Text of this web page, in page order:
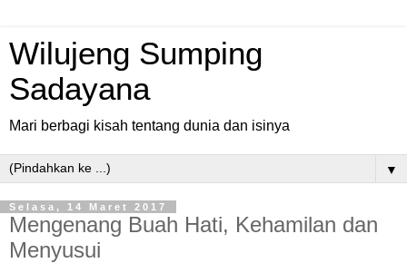
Wilujeng Sumping
Sadayana
Mari berbagi kisah tentang dunia dan isinya
▼
Selasa, 14 Maret 2017
Mengenang Buah Hati, Kehamilan dan
Menyusui